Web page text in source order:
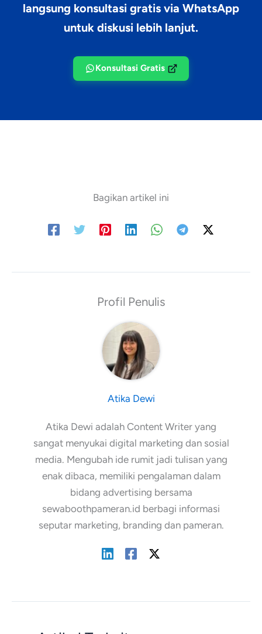
langsung konsultasi gratis via WhatsApp
untuk diskusi lebih lanjut.
Konsultasi Gratis
Bagikan artikel ini
Atika Dewi
Atika Dewi adalah Content Writer yang
sangat menyukai digital marketing dan sosial
media. Mengubah ide rumit jadi tulisan yang
enak dibaca, memiliki pengalaman dalam
bidang advertising bersama
sewaboothpameran.id berbagi informasi
seputar marketing, branding dan pameran.